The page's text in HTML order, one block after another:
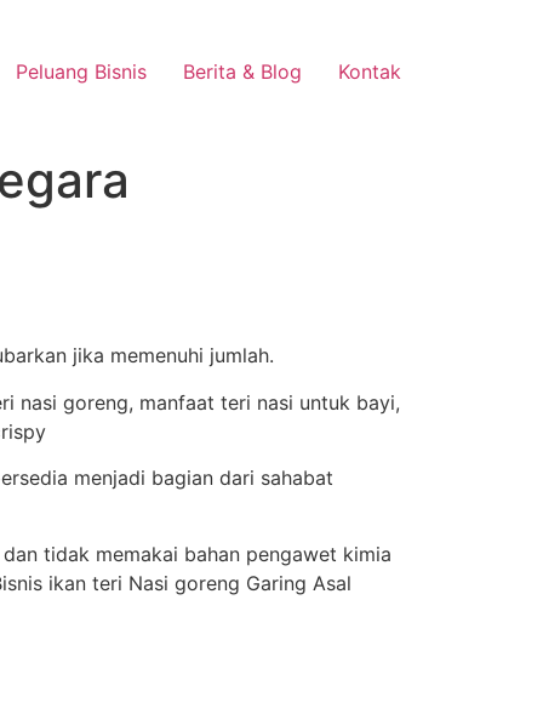
Peluang Bisnis Berita & Blog Kontak
jika memenuhi jumlah.
menjadi bagian dari sahabat
tidak memakai bahan pengawet kimia
ikan teri Nasi goreng Garing Asal